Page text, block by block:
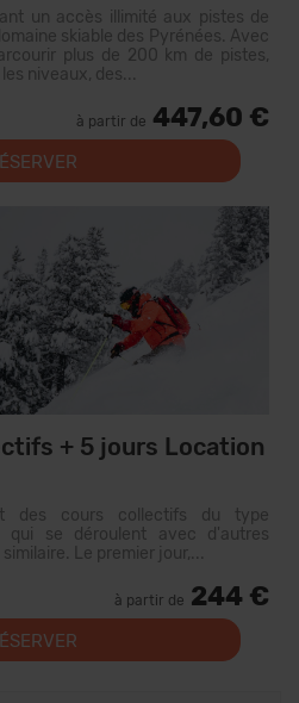
un accès illimité aux pistes de
skiable des Pyrénées. Avec
plus de 200 km de pistes,
niveaux, des...
à partir de 447,60 €
+ 5 jours Location
des cours collectifs du type
qui se déroulent avec d'autres
Le premier jour,...
à partir de 244 €